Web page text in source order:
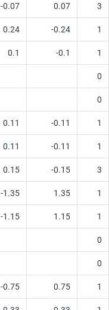
-0.07 0.07 3
0.24 -0.24 1
0.1 -0.1 1
0
0
0.11 -0.11 1
0.11 -0.11 1
0.15 -0.15 3
-1.35 1.35 1
-1.15 1.15 1
0
0
-0.75 0.75 1